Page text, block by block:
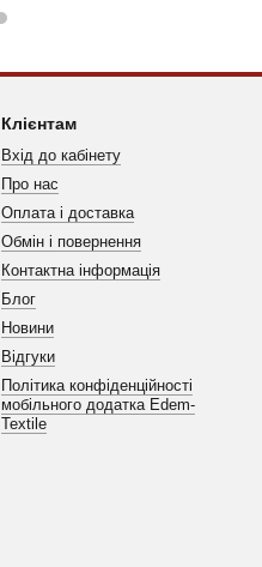
Клієнтам
Вхід до кабінету
Про нас
Оплата і доставка
Обмін і повернення
Контактна інформація
Блог
Новини
Відгуки
Політика конфіденційності
мобільного додатка Edem-
Textile